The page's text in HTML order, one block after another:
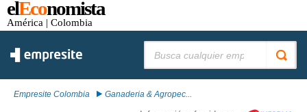
elEconomista
América | Colombia
Empresite Colombia Ganaderia & Agropec...